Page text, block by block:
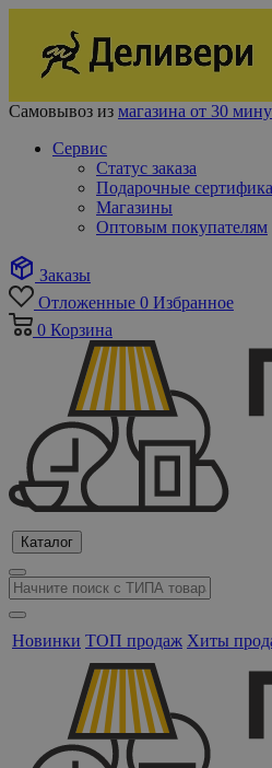
Самовывоз из магазина от 30
Сервис
Статус заказа
Подарочные
Магазины
Оптовым покупателям
Заказы
Отложенные 0 Избранное
0 Корзина
Каталог
Новинки ТОП продаж Хиты